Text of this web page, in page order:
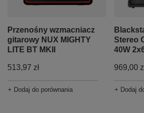
Przenośny wzmacniacz
gitarowy NUX MIGHTY
LITE BT MKII
513,97 zł
+ Dodaj do porównania
Stereo
40W
969,00
+ Dodaj